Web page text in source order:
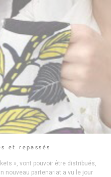
et repassés
», vont pouvoir être distribués,
nouveau partenariat a vu le jour